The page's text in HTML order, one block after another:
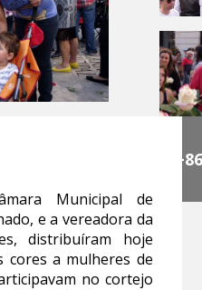
+86
Municipal de
e a vereadora da
distribuíram hoje
cores a mulheres de
no cortejo